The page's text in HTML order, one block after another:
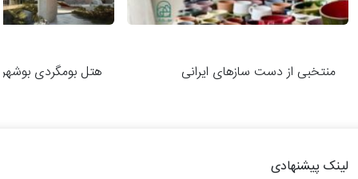
منتخبی از دست‌ سازهای ایرانی هتل بومگردی بوشهر
لینک پیشنهادی